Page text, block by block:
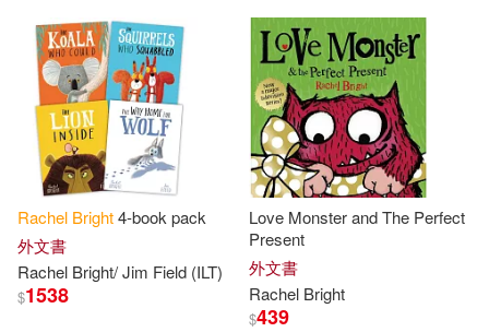
Rachel Bright4-book pack
外文書
Rachel Bright/ Jim Field (ILT)
$1538
Love Monster and The Perfect
Present
外文書
Rachel Bright
$439